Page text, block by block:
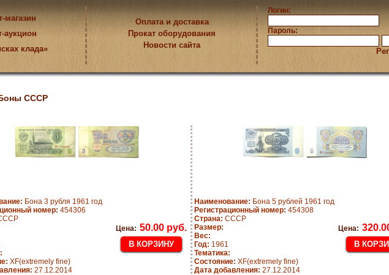
магазин
аукцион
клада»
Оплата и доставка
Прокат оборудования
Новости сайта
Логин:
Пароль:
СССР
Бона 3 рубля 1961 год
номер: 454306
XF(extremely fine)
27.12.2014
Цена: 50.00 руб.
Наименование: Бона 5 рублей 1961 год
Регистрационный номер: 454308
Страна: СССР
Размер:
Вес:
Год: 1961
Тематика:
Состояние: XF(extremely fine)
Дата добавления: 27.12.2014
Цена: